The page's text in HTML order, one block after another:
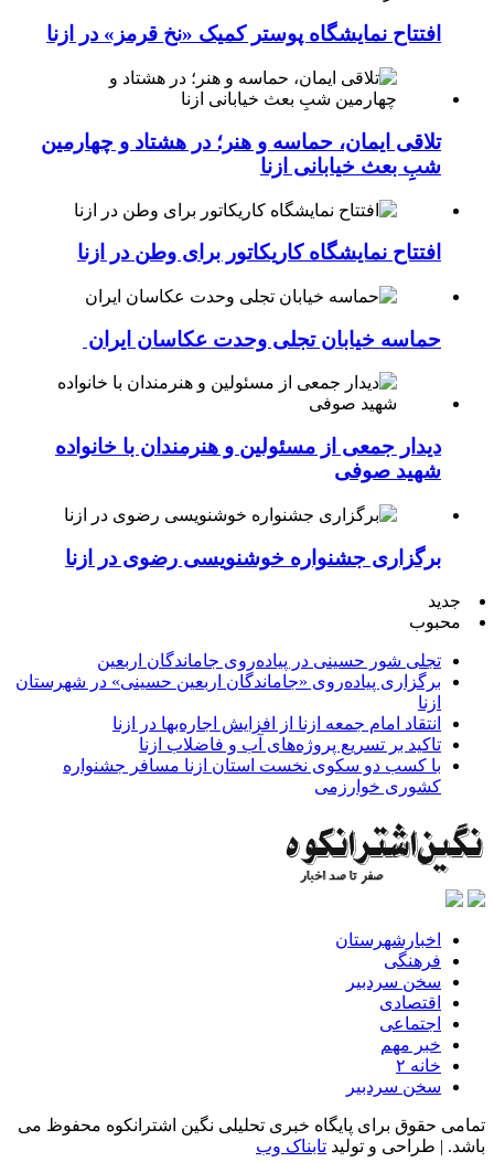
افتتاح نمایشگاه پوستر کمیک «نخ قرمز» در ازنا
تلاقی ایمان، حماسه و هنر؛ در هشتاد و چهارمین
شبِ بعث خیابانی ازنا
افتتاح نمایشگاه کاریکاتور برای وطن در ازنا
حماسه خیابان تجلی وحدت عکاسان ایران
دیدار جمعی از مسئولین و هنرمندان با خانواده
شهید صوفی
برگزاری جشنواره خوشنویسی رضوی در ازنا
جدید
محبوب
تجلی شور حسینی در پیاده‌روی جاماندگان اربعین
برگزاری پیاده‌روی «جاماندگان اربعین حسینی» در شهرستان
ازنا
انتقاد امام جمعه ازنا از افزایش اجاره‌بها در ازنا
تاکید بر تسریع پروژه‌های آب و فاضلاب ازنا
با کسب دو سکوی نخست استان ازنا مسافر جشنواره
کشوری خوارزمی
اخبارشهرستان
فرهنگی
سخن سردبیر
اقتصادی
اجتماعی
خبر مهم
خانه ۲
سخن سردبیر
تمامی حقوق برای پایگاه خبری تحلیلی نگین اشترانکوه محفوظ می
باشد. | طراحی و تولید تابناک وب